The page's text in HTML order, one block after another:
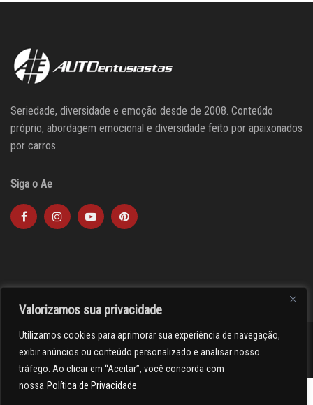
Valorizamos sua privacidade
Utilizamos cookies para aprimorar sua experiência de navegação,
exibir anúncios ou conteúdo personalizado e analisar nosso
tráfego. Ao clicar em “Aceitar”, você concorda com
nossa Política de Privacidade
Seriedade, diversidade e emoção desde de 2008. Conteúdo
próprio, abordagem emocional e diversidade feito por apaixonados
por carros
Siga o Ae
><(((º> 17